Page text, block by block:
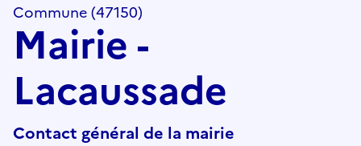
Commune (47150)
Mairie -
Lacaussade
Contact général de la mairie